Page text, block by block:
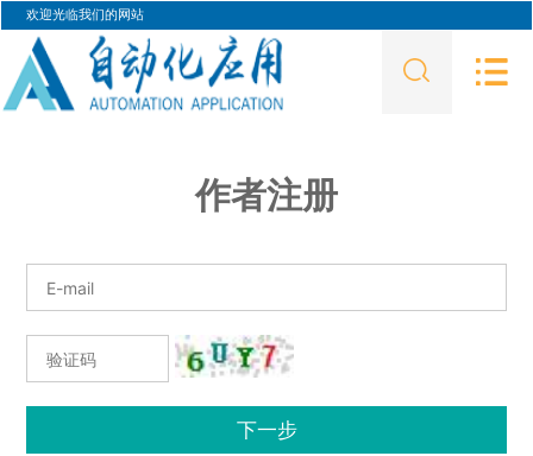
欢迎光临我们的网站
作者注册